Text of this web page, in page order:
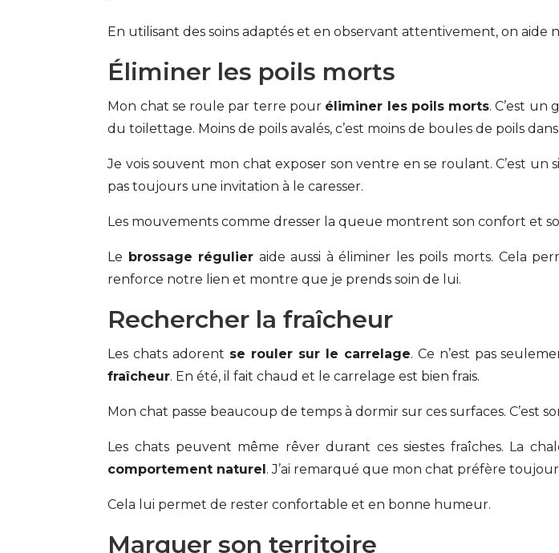
En utilisant des soins adaptés et en observant attentivement, on aide
Éliminer les poils morts
Mon chat se roule par terre pour éliminer les poils morts. C’est un
du toilettage. Moins de poils avalés, c’est moins de boules de poils dans
Je vois souvent mon chat exposer son ventre en se roulant. C’est un
pas toujours une invitation à le caresser.
Les mouvements comme dresser la queue montrent son confort et
Le brossage régulier aide aussi à éliminer les poils morts. Cela
renforce notre lien et montre que je prends soin de lui.
Rechercher la fraîcheur
Les chats adorent se rouler sur le carrelage. Ce n’est pas
fraîcheur. En été, il fait chaud et le carrelage est bien frais.
Mon chat passe beaucoup de temps à dormir sur ces surfaces. C’est
Les chats peuvent même rêver durant ces siestes fraîches. La
comportement naturel . J’ai remarqué que mon chat préfère
Cela lui permet de rester confortable et en bonne humeur.
Marquer son territoire